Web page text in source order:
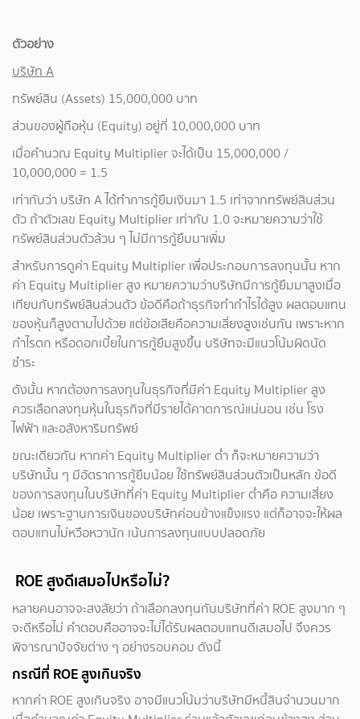
ตัวอย่าง
บริษัท A
ทรัพย์สิน (Assets) 15,000,000 บาท
ส่วนของผู้ถือหุ้น (Equity) อยู่ที่ 10,000,000 บาท
เมื่อคำนวณ Equity Multiplier จะได้เป็น 15,000,000 /
10,000,000 = 1.5
เท่ากับว่า บริษัท A ได้ทำการกู้ยืมเงินมา 1.5 เท่าจากทรัพย์สินส่วน
ตัว ถ้าตัวเลข Equity Multiplier เท่ากับ 1.0 จะหมายความว่าใช้
ทรัพย์สินส่วนตัวล้วน ๆ ไม่มีการกู้ยืมมาเพิ่ม
สำหรับการดูค่า Equity Multiplier เพื่อประกอบการลงทุนนั้น หาก
ค่า Equity Multiplier สูง หมายความว่าบริษัทมีการกู้ยืมมาสูงเมื่อ
เทียบกับทรัพย์สินส่วนตัว ข้อดีคือถ้าธุรกิจทำกำไรได้สูง ผลตอบแทน
ของหุ้นก็สูงตามไปด้วย แต่ข้อเสียคือความเสี่ยงสูงเช่นกัน เพราะหาก
กำไรตก หรือดอกเบี้ยในการกู้ยืมสูงขึ้น บริษัทจะมีแนวโน้มผิดนัด
ชำระ
ดังนั้น หากต้องการลงทุนในธุรกิจที่มีค่า Equity Multiplier สูง
ควรเลือกลงทุนหุ้นในธุรกิจที่มีรายได้คาดการณ์แน่นอน เช่น โรง
ไฟฟ้า และอสังหาริมทรัพย์
ขณะเดียวกัน หากค่า Equity Multiplier ต่ำ ก็จะหมายความว่า
บริษัทนั้น ๆ มีอัตราการกู้ยืมน้อย ใช้ทรัพย์สินส่วนตัวเป็นหลัก ข้อดี
ของการลงทุนในบริษัทที่ค่า Equity Multiplier ต่ำคือ ความเสี่ยง
น้อย เพราะฐานการเงินของบริษัทค่อนข้างแข็งแรง แต่ก็อาจจะให้ผล
ตอบแทนไม่หวือหวานัก เน้นการลงทุนแบบปลอดภัย
ROE สูงดีเสมอไปหรือไม่?
หลายคนอาจจะสงสัยว่า ถ้าเลือกลงทุนกับบริษัทที่ค่า ROE สูงมาก ๆ
จะดีหรือไม่ คำตอบคืออาจจะไม่ได้รับผลตอบแทนดีเสมอไป จึงควร
พิจารณาปัจจัยต่าง ๆ อย่างรอบคอบ ดังนี้
กรณีที่ ROE สูงเกินจริง
หากค่า ROE สูงเกินจริง อาจมีแนวโน้มว่าบริษัทมีหนี้สินจำนวนมาก